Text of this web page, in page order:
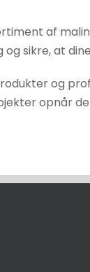
af
sikre, at
og
opnår